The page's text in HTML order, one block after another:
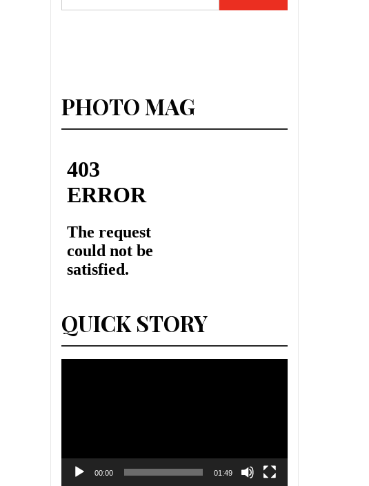
PHOTO MAG
QUICK STORY
00:00 01:49